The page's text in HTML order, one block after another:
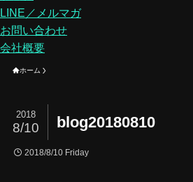
LINE／メルマガ
お問い合わせ
会社概要
ホーム
blog20180810
2018
8/10
2018/8/10 Friday